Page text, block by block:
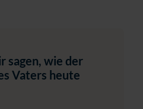
sagen, wie der
Vaters heute